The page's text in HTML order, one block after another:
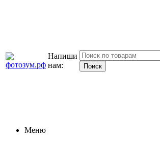
Напиши
нам:
Меню